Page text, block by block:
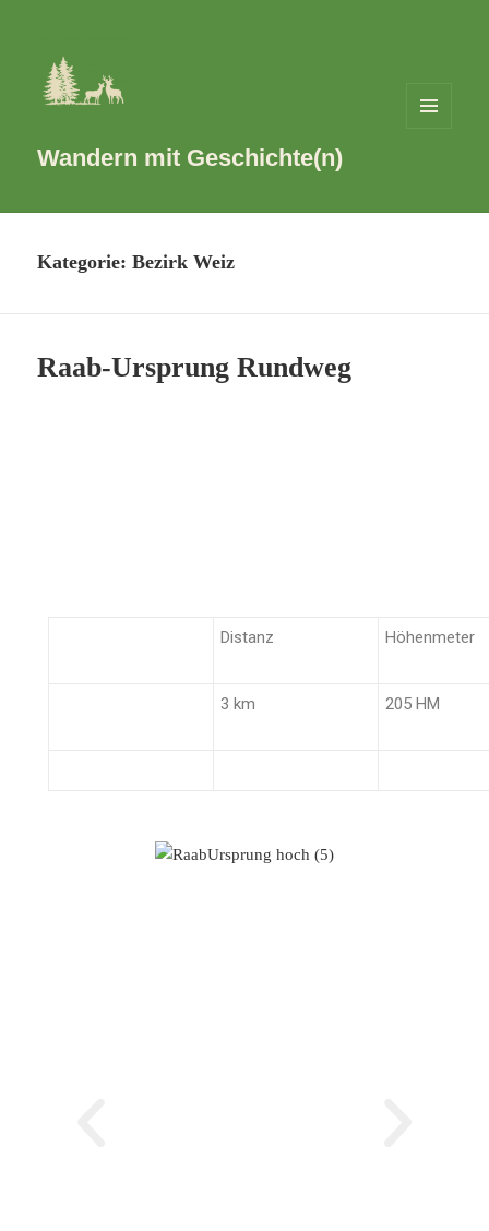
Wandern mit Geschichte(n)
Kategorie:Bezirk Weiz
Raab-Ursprung Rundweg
Distanz Höhenmeter
3 km 205 HM